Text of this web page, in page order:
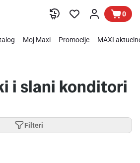
0
Moj Maxi Promocije MAXI
i slani konditori
Filteri